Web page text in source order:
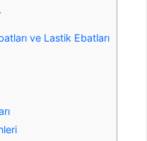
ve Lastik Ebatları